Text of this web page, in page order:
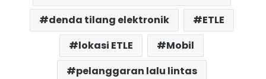
denda tilang elektronik
ETLE
lokasi ETLE
Mobil
pelanggaran lalu lintas